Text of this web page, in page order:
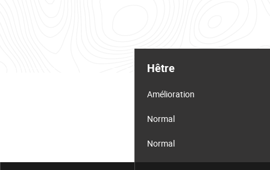
Hêtre
Amélioration
Normal
Normal